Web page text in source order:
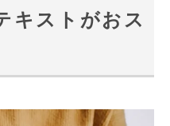
キストがおス